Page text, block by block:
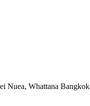
Nuea, Whattana